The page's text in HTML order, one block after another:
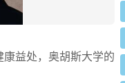
益处，奥胡斯大学的